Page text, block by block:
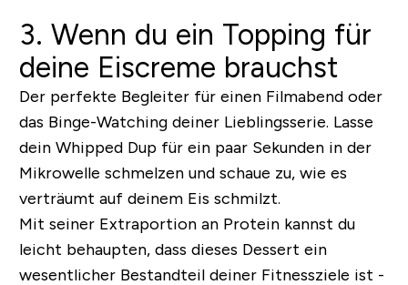
3. Wenn du ein Topping für
deine Eiscreme brauchst
Der perfekte Begleiter für einen Filmabend oder
das Binge-Watching deiner Lieblingsserie. Lasse
dein Whipped Dup für ein paar Sekunden in der
Mikrowelle schmelzen und schaue zu, wie es
verträumt auf deinem Eis schmilzt.
Mit seiner Extraportion an Protein kannst du
leicht behaupten, dass dieses Dessert ein
wesentlicher Bestandteil deiner Fitnessziele ist -